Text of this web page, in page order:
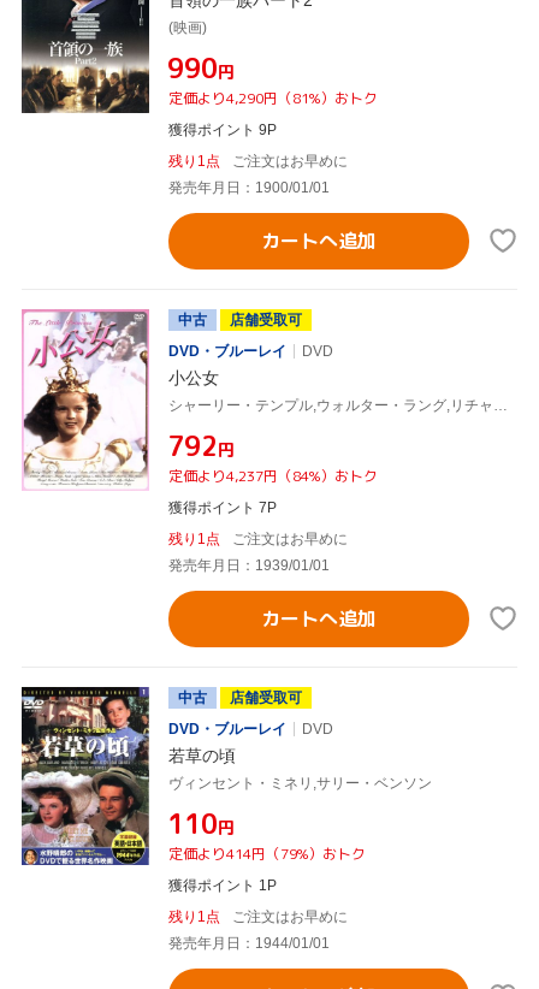
(映画)
¥990円
定価より4,290円（81%）おトク
獲得ポイント 9P
残り1点
ご注文はお早めに
発売年月日：1900/01/01
カートへ追加
中古
店舗受取可
DVD・ブルーレイ
DVD
小公女
¥792円
定価より4,237円（84%）おトク
獲得ポイント 7P
残り1点
ご注文はお早めに
発売年月日：1939/01/01
カートへ追加
中古
店舗受取可
DVD・ブルーレイ
DVD
若草の頃
ヴィンセント・ミネリ,サリー・ベンソン
¥110円
定価より414円（79%）おトク
獲得ポイント 1P
残り1点
ご注文はお早めに
発売年月日：1944/01/01